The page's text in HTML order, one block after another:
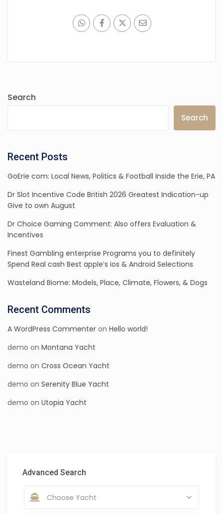
Search
Search
Recent Posts
GoErie com: Local News, Politics & Football inside the Erie, PA
Dr Slot Incentive Code British 2026 Greatest Indication-up
Give to own August
Dr Choice Gaming Comment: Also offers Evaluation &
Incentives
Finest Gambling enterprise Programs you to definitely
Spend Real cash Best apple’s ios & Android Selections
Wasteland Biome: Models, Place, Climate, Flowers, & Dogs
Recent Comments
A WordPress Commenter onHello world!
demo onMontana Yacht
demo onCross Ocean Yacht
demo onSerenity Blue Yacht
demo onUtopia Yacht
Advanced Search
Choose Yacht